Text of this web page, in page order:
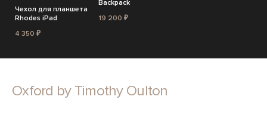
Чехол для планшета
Rhodes iPad
4 350 ₽
Backpack
19 200 ₽
Oxford by Timothy Oulton